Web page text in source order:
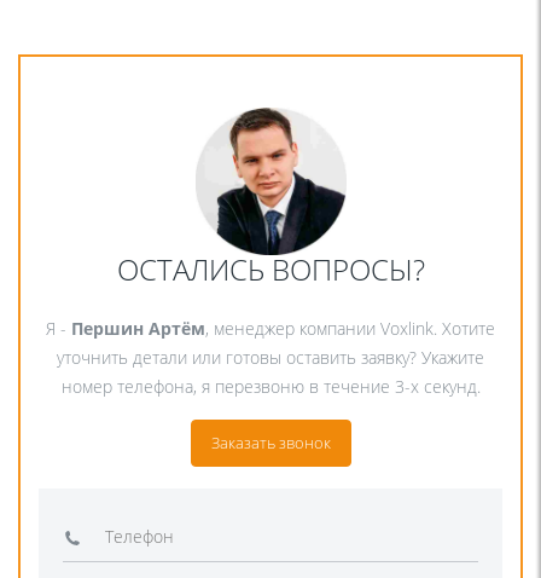
ОСТАЛИСЬ ВОПРОСЫ?
Я - Першин Артём, менеджер компании Voxlink. Хотите
уточнить детали или готовы оставить заявку? Укажите
номер телефона, я перезвоню в течение 3-х секунд.
Заказать звонок